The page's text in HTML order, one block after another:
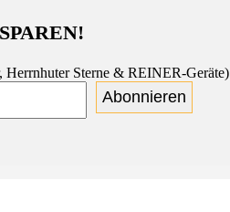
Herrnhuter Sterne & REINER-Geräte)
Abonnieren